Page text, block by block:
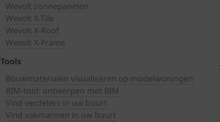
Wevolt zonnepanelen
Wevolt X-Tile
Wevolt X-Roof
Wevolt X-Frame
Tools
Bouwmaterialen visualiseren op modelwoningen
BIM-tool: ontwerpen met BIM
Vind verdelers in uw buurt
Vind vakmannen in uw buurt